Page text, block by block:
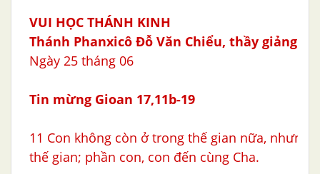
VUI HỌC THÁNH KINH
Thánh Phanxicô Ðỗ Văn Chiểu, thầy giảng
Ngày 25 tháng 06
Tin mừng Gioan 17,11b-19
11 Con không còn ở trong thế gian nữa, nhưng
thế gian; phần con, con đến cùng Cha.